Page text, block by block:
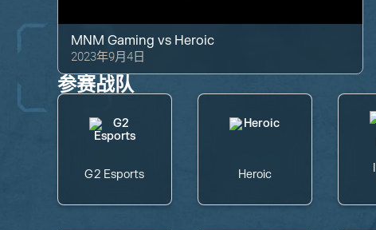
MNM Gaming vs Heroic
2023年9月4日
参赛战队
G2 Esports Heroic